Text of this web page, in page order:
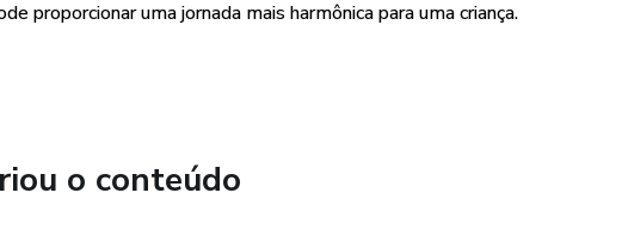
ainda não tenha nascido, após o mapeamento será encaminhado
PARA AS JÁ NASCIDAS ....
proporcionar uma jornada mais harmônica para uma criança.
o conteúdo